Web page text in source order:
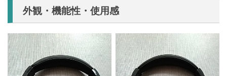
外観・機能性・使用感